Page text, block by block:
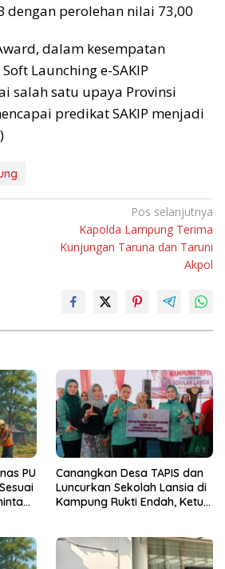
dengan perolehan nilai 73,00
dalam kesempatan
Launching e-SAKIP
salah satu upaya Provinsi
predikat SAKIP menjadi
Pos selanjutnya
Kapolda Lampung Terima
Kunjungan Taruna dan Taruni
Akpol
PU
Canangkan Desa TAPIS dan
Luncurkan Sekolah Lansia di
Kampung Rukti Endah, Ketua
dari Desa